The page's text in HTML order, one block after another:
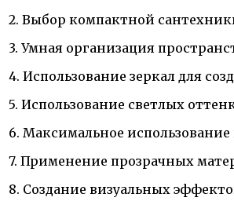
2. Выбор компактной
3. Умная организация
4. Использование зеркал для
5. Использование светлых
6. Максимальное
7. Применение прозрачных
8. Создание визуальных